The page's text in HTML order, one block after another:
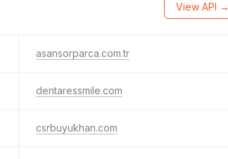
View API →
asansorparca.com.tr
dentaressmile.com
csrbuyukhan.com